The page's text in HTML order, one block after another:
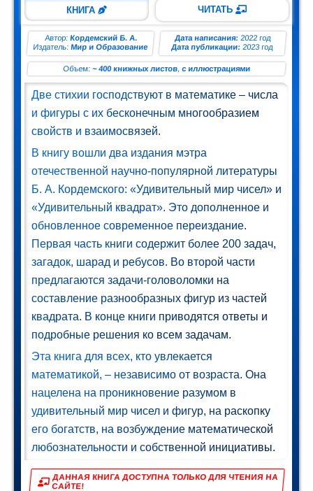
КНИГА ЧИТАТЬ
Автор:Кордемский Б. А.
Издатель:Мир и Образование
Дата написания:2022 год
Дата публикации:2023 год
Объем:~ 400 книжных листов,с иллюстрациями
Две стихии господствуют в математике – числа
и фигуры с их бесконечным многообразием
свойств и взаимосвязей.
В книгу вошли два издания мэтра
отечественной научно-популярной литературы
Б. А. Кордемского: «Удивительный мир чисел» и
«Удивительный квадрат». Это дополненное и
обновленное современное переиздание.
Первая часть книги содержит более 200 задач,
загадок, шарад и ребусов. Во второй части
предлагаются задачи-головоломки на
составление разнообразных фигур из частей
квадрата. В конце книги приводятся ответы и
подробные решения ко всем задачам.
Эта книга для всех, кто увлекается
математикой, – независимо от возраста. Она
нацелена на проникновение разумом в
удивительный мир чисел и фигур, на раскопку
его богатств, на возбуждение математической
любознательности и собственной инициативы.
ДАННАЯ КНИГА ДОСТУПНА ТОЛЬКО ДЛЯ ЧТЕНИЯ НА
САЙТЕ!